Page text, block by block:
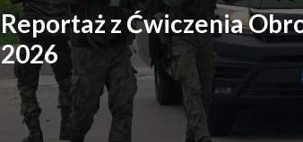
Reportaż z Ćwiczenia
2026